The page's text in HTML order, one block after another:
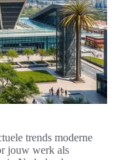
trends moderne
jouw werk als